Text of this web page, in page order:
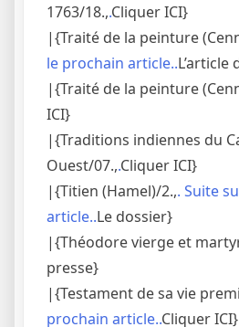
1763/18.,.Cliquer ICI}
|{Traité de la peinture
le prochain article..L’article
|{Traité de la peinture
ICI}
|{Traditions indiennes du
Ouest/07.,.Cliquer ICI}
|{Titien (Hamel)/2.,. Suite
article..Le dossier}
|{Théodore vierge et
presse}
|{Testament de sa vie
prochain article..Cliquer ICI}